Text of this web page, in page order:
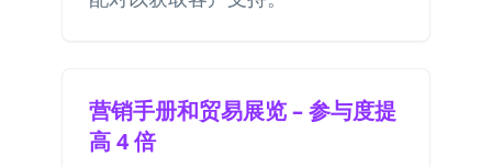
营销手册和贸易展览 – 参与度提
高 4 倍